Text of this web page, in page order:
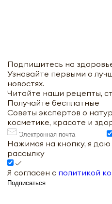
Подпишитесь на
Узнавайте первыми о
новостях.
Читайте наши рецепты,
Получайте бесплатные
Советы экспертов о
косметике, красоте и
Нажимая на кнопку, я даю
рассылку
Я согласен с политикой
Подписаться